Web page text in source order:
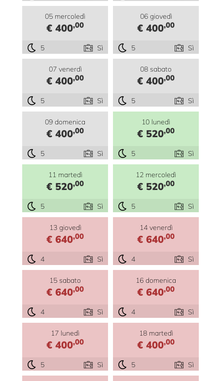
05 mercoledì
€ 400,00
5 Sì
06 giovedì
€ 400,00
5 Sì
07 venerdì
€ 400,00
5 Sì
08 sabato
€ 400,00
5 Sì
09 domenica
€ 400,00
5 Sì
10 lunedì
€ 520,00
5 Sì
11 martedì
€ 520,00
5 Sì
12 mercoledì
€ 520,00
5 Sì
13 giovedì
€ 640,00
4 Sì
14 venerdì
€ 640,00
4 Sì
15 sabato
€ 640,00
4 Sì
16 domenica
€ 640,00
4 Sì
17 lunedì
€ 400,00
5 Sì
18 martedì
€ 400,00
5 Sì